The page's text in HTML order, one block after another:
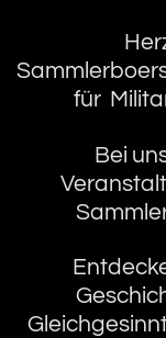
für
Bei